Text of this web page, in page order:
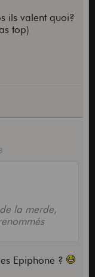
ils valent quoi?
top)
la merde,
Epiphone ?